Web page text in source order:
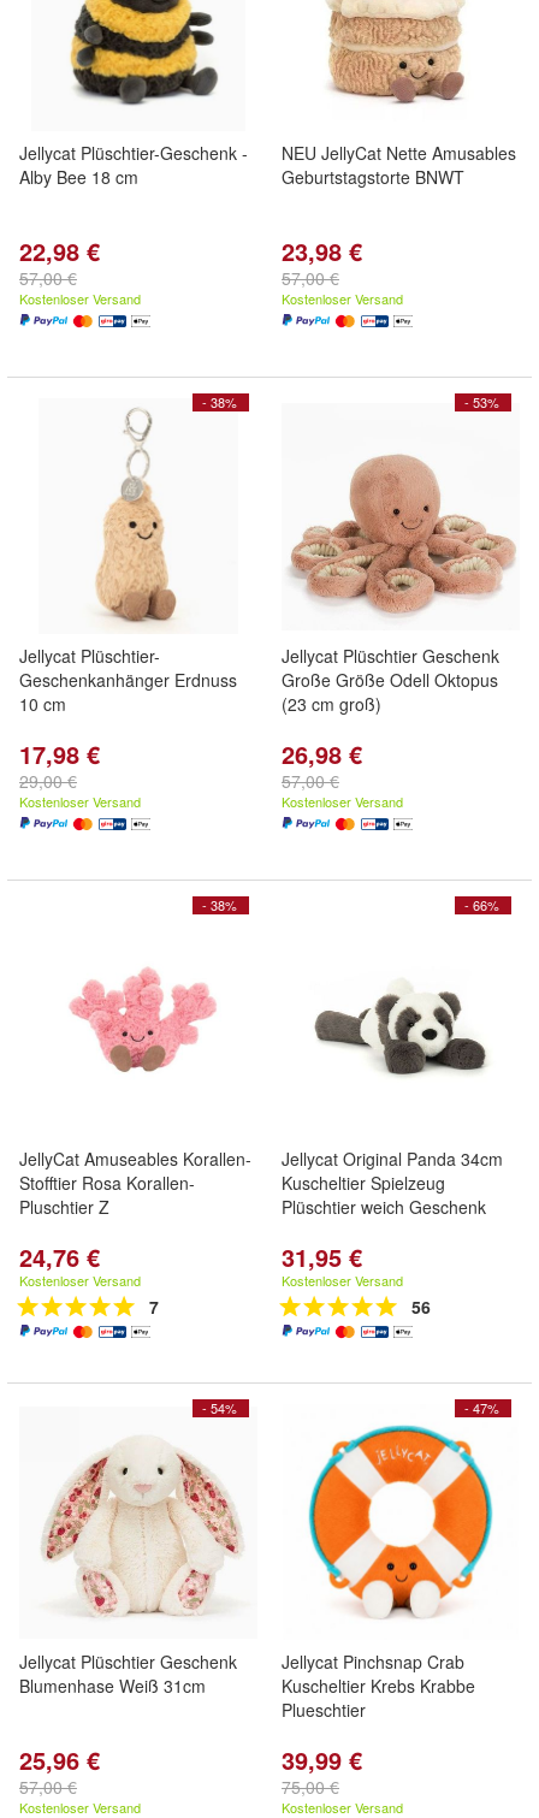
Jellycat Plüschtier-Geschenk -
Alby Bee 18 cm
22,98 €
57,00 €
Kostenloser Versand
NEU JellyCat Nette Amusables
Geburtstagstorte BNWT
23,98 €
57,00 €
Kostenloser Versand
- 38%
Jellycat Plüschtier-
Geschenkanhänger Erdnuss
10 cm
17,98 €
29,00 €
Kostenloser Versand
- 53%
Jellycat Plüschtier Geschenk
Große Größe Odell Oktopus
(23 cm groß)
26,98 €
57,00 €
Kostenloser Versand
- 38%
JellyCat Amuseables Korallen-
Stofftier Rosa Korallen-
Pluschtier Z
24,76 €
Kostenloser Versand
7
- 66%
Jellycat Original Panda 34cm
Kuscheltier Spielzeug
Plüschtier weich Geschenk
31,95 €
Kostenloser Versand
56
- 54%
Jellycat Plüschtier Geschenk
Blumenhase Weiß 31cm
25,96 €
57,00 €
Kostenloser Versand
- 47%
Jellycat Pinchsnap Crab
Kuscheltier Krebs Krabbe
Plueschtier
39,99 €
75,00 €
Kostenloser Versand